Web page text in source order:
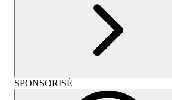
SPONSORISÉ